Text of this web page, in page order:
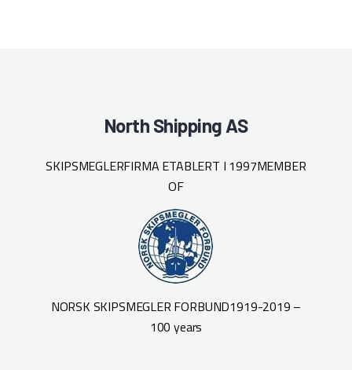
North Shipping AS
SKIPSMEGLERFIRMA ETABLERT I 1997MEMBER
OF
NORSK SKIPSMEGLER FORBUND1919-2019 –
100 years